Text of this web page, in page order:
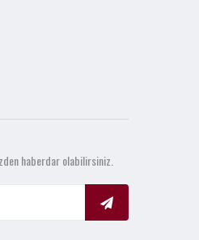
haberdar olabilirsiniz.